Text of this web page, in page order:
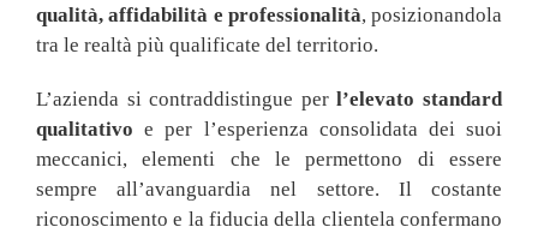
qualità, affidabilità e professionalità, posizionandola
tra le realtà più qualificate del territorio.
L’azienda si contraddistingue perl’elevato standard
qualitativo e per l’esperienza consolidata dei suoi
meccanici, elementi che le permettono di essere
sempre all’avanguardia nel settore. Il costante
riconoscimento e la fiducia della clientela confermano